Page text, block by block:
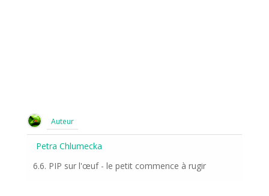
Auteur
Petra Chlumecka
6.6. PIP sur l'œuf - le petit commence à rugir